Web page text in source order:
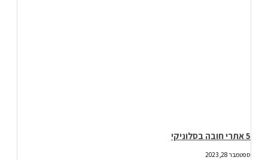
5 אתרי חובה בסלוניקי
ספטמבר 28, 2023